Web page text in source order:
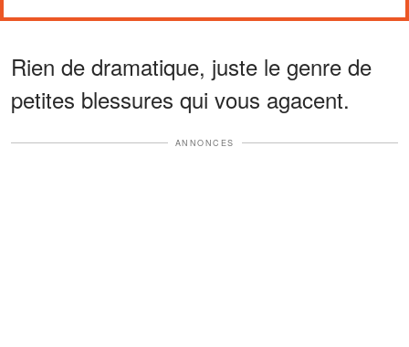
Rien de dramatique, juste le genre de
petites blessures qui vous agacent.
ANNONCES